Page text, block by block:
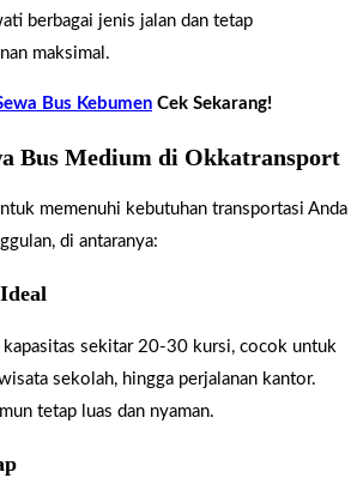
berbagai jenis jalan dan tetap
maksimal.
Bus Kebumen Cek Sekarang!
Bus Medium di Okkatransport
memenuhi kebutuhan transportasi Anda
di antaranya:
sekitar 20-30 kursi, cocok untuk
sekolah, hingga perjalanan kantor.
tetap luas dan nyaman.